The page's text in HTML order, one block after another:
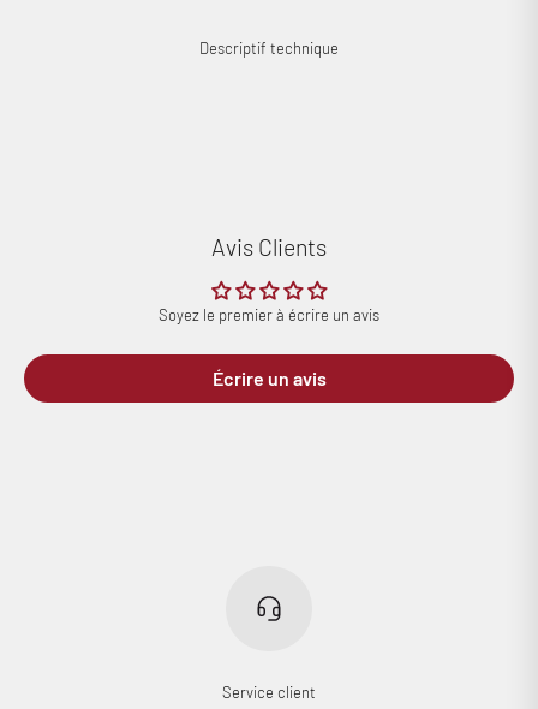
Descriptif technique
Avis Clients
Soyez le premier à écrire un avis
Écrire un avis
Service client
Connexion requise
votre liste de souhaits et afficher vos articles précédemment